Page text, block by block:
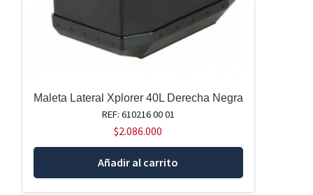
Maleta Lateral Xplorer 40L Derecha Negra
REF: 610216 00 01
$2.086.000
Añadir al carrito